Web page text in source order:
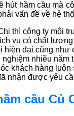
hút hầm cầu mà
vấn đề về hệ
thì công ty môi
vụ có chất
hiện đại cũng
nhiều năm
khách hàng
nhận được yêu
cầu Củ